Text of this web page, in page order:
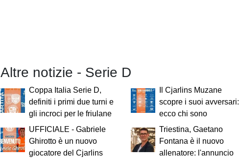
Altre notizie - Serie D
Coppa Italia Serie D,
definiti i primi due turni e
gli incroci per le friulane
Il Cjarlins Muzane
scopre i suoi avversari:
ecco chi sono
UFFICIALE - Gabriele
Ghirotto è un nuovo
giocatore del Cjarlins
Triestina, Gaetano
Fontana è il nuovo
allenatore: l'annuncio